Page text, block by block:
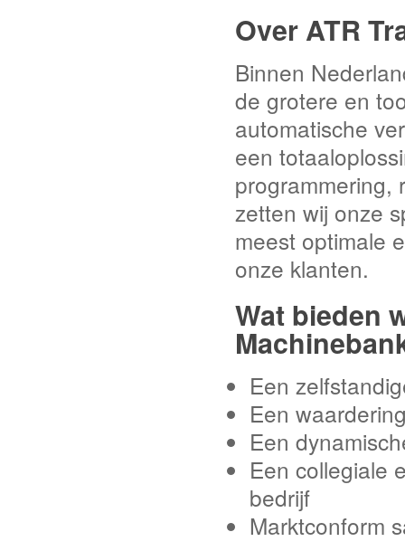
Over ATR
Binnen
de grotere en
automatische
een
programmering,
zetten wij onze
meest optimale
onze klanten.
Wat bieden
Een
Een
Een
Een collegiale
bedrijf
Marktconform